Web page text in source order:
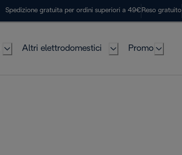
Spedizione gratuita per ordini superiori a 49€ Reso gratuito
Altri elettrodomestici Promo